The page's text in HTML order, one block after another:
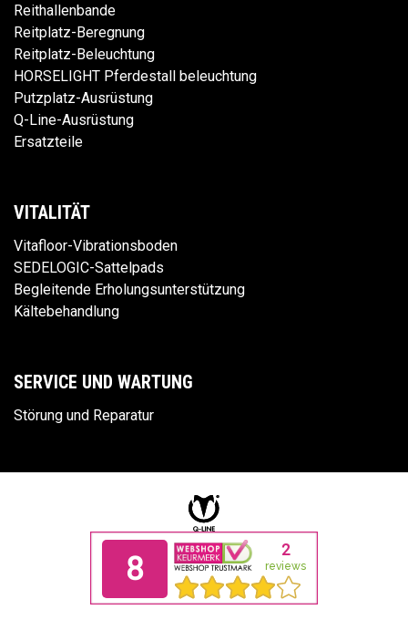
Reithallenbande
Reitplatz-Beregnung
Reitplatz-Beleuchtung
HORSELIGHT Pferdestall beleuchtung
Putzplatz-Ausrüstung
Q-Line-Ausrüstung
Ersatzteile
VITALITÄT
Vitafloor-Vibrationsboden
SEDELOGIC-Sattelpads
Begleitende Erholungsunterstützung
Kältebehandlung
SERVICE UND WARTUNG
Störung und Reparatur